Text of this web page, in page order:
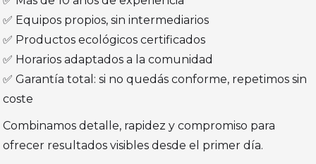
✅ Equipos propios, sin intermediarios
✅ Productos ecológicos certificados
✅ Horarios adaptados a la comunidad
✅ Garantía total: si no quedás conforme, repetimos sin
coste
Combinamos detalle, rapidez y compromiso para
ofrecer resultados visibles desde el primer día.